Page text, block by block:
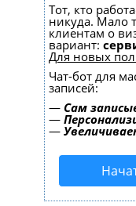
Тот, кто
никуда. Мало
клиентам о
вариант:
Для новых
Чат-бот для
записей:
— Сам
—
—